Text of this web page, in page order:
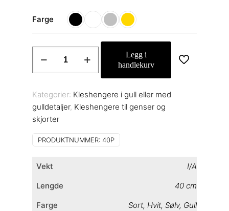
Farge
topper
Art
40P
antall
Legg i
handlekurv
Kategorier: Kleshengere i gull eller med
gulldetaljer, Kleshengere til genser og
skjorter
PRODUKTNUMMER: 40P
Vekt
I/A
Lengde
40 cm
Farge
Sort, Hvit, Sølv, Gull